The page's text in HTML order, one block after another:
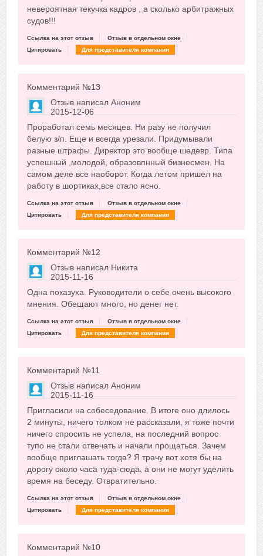
невероятная текучка кадров , а сколько арбитражных
судов!!!
Ссылка на этот отзыв
Отзыв в отдельном окне
Цитировать
Для представителя компании
Комментарий №13
Отзыв написал Аноним
2015-12-06
+19
Сказать друзьям об отзыве
Проработал семь месяцев. Ни разу не получил
белую з/п. Еще и всегда урезали. Придумывали
разные штрафы. Директор это вообще шедевр. Типа
успешный ,молодой, образовпнный бизнесмен. На
самом деле все наоборот. Когда летом пришел на
работу в шортиках,все стало ясно.
Ссылка на этот отзыв
Отзыв в отдельном окне
Цитировать
Для представителя компании
Комментарий №12
Отзыв написал Никита
2015-11-16
-17
Сказать друзьям об отзыве
Одна показуха. Руководители о себе очень высокого
мнения. Обещают много, но денег нет.
Ссылка на этот отзыв
Отзыв в отдельном окне
Цитировать
Для представителя компании
Комментарий №11
Отзыв написал Аноним
2015-11-16
+14
Сказать друзьям об отзыве
Пригласили на собеседование. В итоге оно длилось
2 минуты, ничего толком не рассказали, я тоже почти
ничего спросить не успела, на последний вопрос
тупо не стали отвечать и начали прощаться. Зачем
вообще приглашать тогда? Я трачу вот хотя бы на
дорогу около часа туда-сюда, а они не могут уделить
время на беседу. Отвратительно.
Ссылка на этот отзыв
Отзыв в отдельном окне
Цитировать
Для представителя компании
Комментарий №10